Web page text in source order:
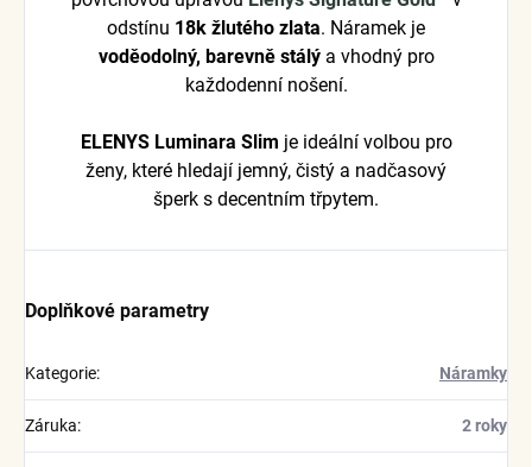
odstínu 18k žlutého zlata. Náramek je
voděodolný, barevně stálýa vhodný pro
každodenní nošení.
ELENYS Luminara Slim je ideální volbou pro
ženy, které hledají jemný, čistý a nadčasový
šperk s decentním třpytem.
Doplňkové parametry
Kategorie: Náramky
Záruka: 2 roky